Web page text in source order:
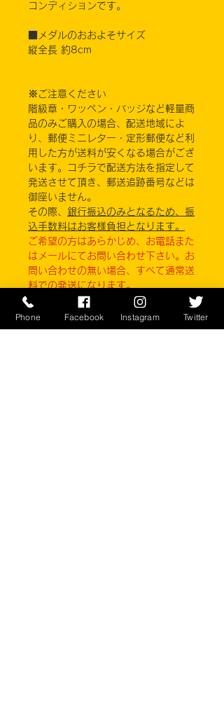
コンディションです。
■メダルのおおよそサイズ
縦全長 約8cm
※ご注意ください
階級章・ワッペン・バッジなど軽量商
品のみご購入の場合、配送地域によ
り、郵便ミニレター・定形郵便など利
用した方が送料が安くなる場合がござ
います。コチラで配送方法を指定して
発送させて頂き、郵送追跡番号などは
御座いません。
その際、 銀行振込のみとなるため、振
込手数料はお客様負担となります。
ご希望の方はあらかじめ、お電話また
はメールにてお問い合わせ下さい。お
問い合わせの無い場合、すべて通常送
料での発送になります。
実店舗と在庫共有しているため、注文
のタイミングにより売り切れとなって
Phone Facebook Instagram Twitter